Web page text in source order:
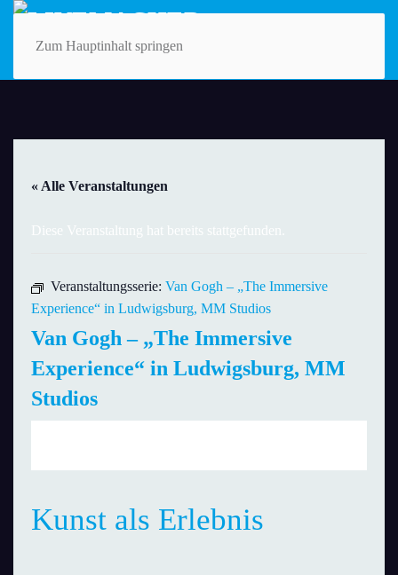
Zum Hauptinhalt springen
« Alle Veranstaltungen
Diese Veranstaltung hat bereits stattgefunden.
Veranstaltungsserie: Van Gogh – „The Immersive
Experience“ in Ludwigsburg, MM Studios
Van Gogh – „The Immersive
Experience“ in Ludwigsburg, MM
Studios
Kunst als Erlebnis